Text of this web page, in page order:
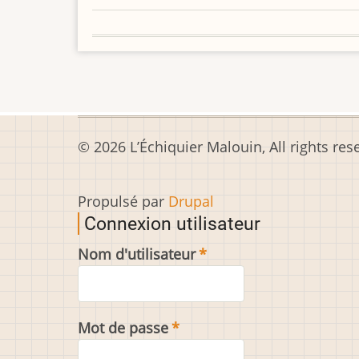
© 2026 L’Échiquier Malouin, All rights
Propulsé par Drupal
Connexion utilisateur
Nom d'utilisateur
Mot de passe